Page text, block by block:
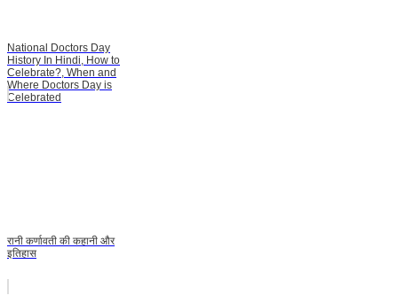
National Doctors Day
History In Hindi, How to
Celebrate?, When and
Where Doctors Day is
Celebrated
रानी कर्णावती की कहानी और
इतिहास